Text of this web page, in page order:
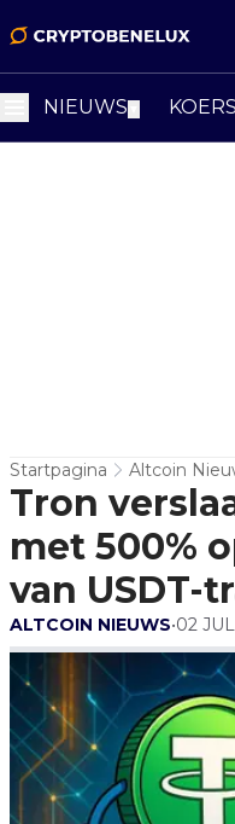
NIEUWS
Startpagina Altcoin
Tron
met 500%
van USDT-
ALTCOIN NIEUWS•02